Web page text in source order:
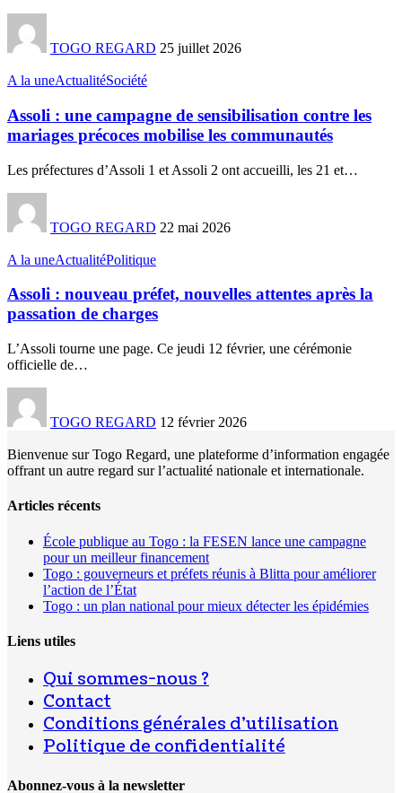
TOGO REGARD 25 juillet 2026
A la uneActualitéSociété
Assoli : une campagne de sensibilisation contre les
mariages précoces mobilise les communautés
Les préfectures d’Assoli 1 et Assoli 2 ont accueilli, les 21 et…
TOGO REGARD 22 mai 2026
A la uneActualitéPolitique
Assoli : nouveau préfet, nouvelles attentes après la
passation de charges
L’Assoli tourne une page. Ce jeudi 12 février, une cérémonie
officielle de…
TOGO REGARD 12 février 2026
Bienvenue sur Togo Regard, une plateforme d’information engagée
offrant un autre regard sur l’actualité nationale et internationale.
Articles récents
École publique au Togo : la FESEN lance une campagne
pour un meilleur financement
Togo : gouverneurs et préfets réunis à Blitta pour améliorer
l’action de l’État
Togo : un plan national pour mieux détecter les épidémies
Liens utiles
Qui sommes-nous ?
Contact
Conditions générales d’utilisation
Politique de confidentialité
Abonnez-vous à la newsletter